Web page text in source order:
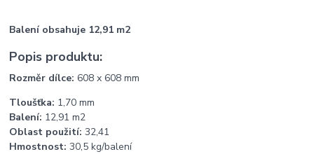
Balení obsahuje 12,91 m2
Popis produktu:
Rozměr dílce:608 x 608 mm
Tloušťka: 1,70 mm
Balení: 12,91 m2
Oblast použití: 32,41
Hmostnost:30,5 kg/balení